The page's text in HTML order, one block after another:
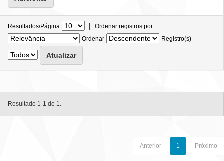
Resultados/Página | Ordenar registros por
Ordenar
Registro(s)
Resultado 1-1 de 1.
Anterior 1 Próximo